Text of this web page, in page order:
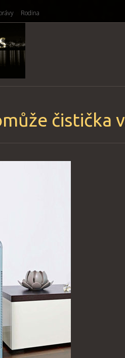
Rodina
čistička